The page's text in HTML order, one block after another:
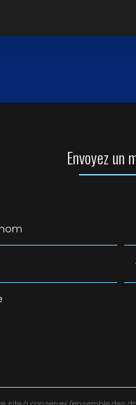
Envoyez un